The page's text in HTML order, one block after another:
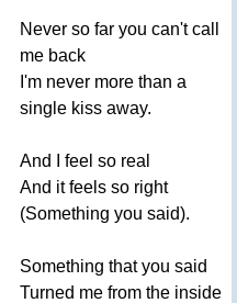
Never so far you can't call
me back
I'm never more than a
single kiss away.
And feel so real
And it feels so right
(Something you said).
Something that you said
Turned me from the inside